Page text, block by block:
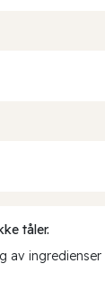
tåler.
av